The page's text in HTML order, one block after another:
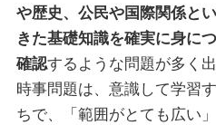
や歴史、公民や国際関係と
きた基礎知識を確実に身に
確認するような問題が多く
時事問題は、意識して学習
ちで、「範囲がとても広い